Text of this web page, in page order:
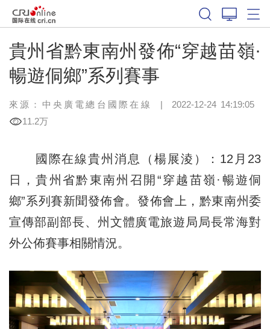
貴州省黔東南州發佈“穿越苗嶺·
暢遊侗鄉”系列賽事
來源：中央廣電總台國際在線 | 2022-12-24 14:19:05
11.2万
國際在線貴州消息（楊展淩）：12月23
日，貴州省黔東南州召開“穿越苗嶺·暢遊侗
鄉”系列賽新聞發佈會。發佈會上，黔東南州委
宣傳部副部長、州文體廣電旅遊局局長常海對
外公佈賽事相關情況。